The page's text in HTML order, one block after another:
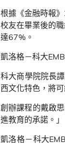
根據《金融時報》
校友在畢業後的
達67% 。
凱洛格－科大
科大商學院院長
西文化特色，將
創辦課程的戴啟
進教育的承諾。」
凱洛格－科大